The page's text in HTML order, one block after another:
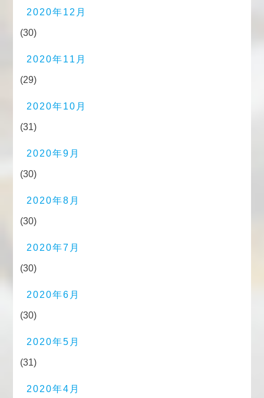
2020年12月
(30)
2020年11月
(29)
2020年10月
(31)
2020年9月
(30)
2020年8月
(30)
2020年7月
(30)
2020年6月
(30)
2020年5月
(31)
2020年4月